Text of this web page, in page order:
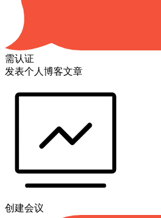
需认证
发表个人博客文章
创建会议